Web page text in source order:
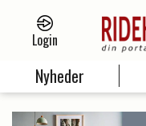
Login
Nyheder